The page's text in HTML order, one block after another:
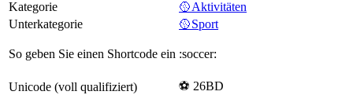
Kategorie
🥎Aktivitäten
Unterkategorie
🥎Sport
So geben Sie einen Shortcode ein :soccer:
Unicode (voll qualifiziert)
⚽ 26BD